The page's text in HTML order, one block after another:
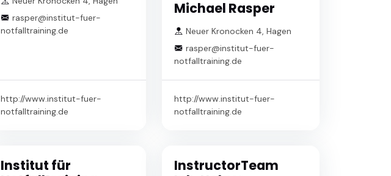
rasper@institut-fuer-
notfalltraining.de
http://www.institut-fuer-
notfalltraining.de
Michael Rasper
Neuer Kronocken 4, Hagen
rasper@institut-fuer-
notfalltraining.de
http://www.institut-fuer-
notfalltraining.de
Institut für
InstructorTeam